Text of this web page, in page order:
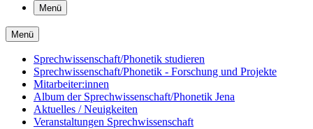
Menü
Menü
Sprechwissenschaft/Phonetik studieren
Sprechwissenschaft/Phonetik - Forschung und Projekte
Mitarbeiter:innen
Album der Sprechwissenschaft/Phonetik Jena
Aktuelles / Neuigkeiten
Veranstaltungen Sprechwissenschaft